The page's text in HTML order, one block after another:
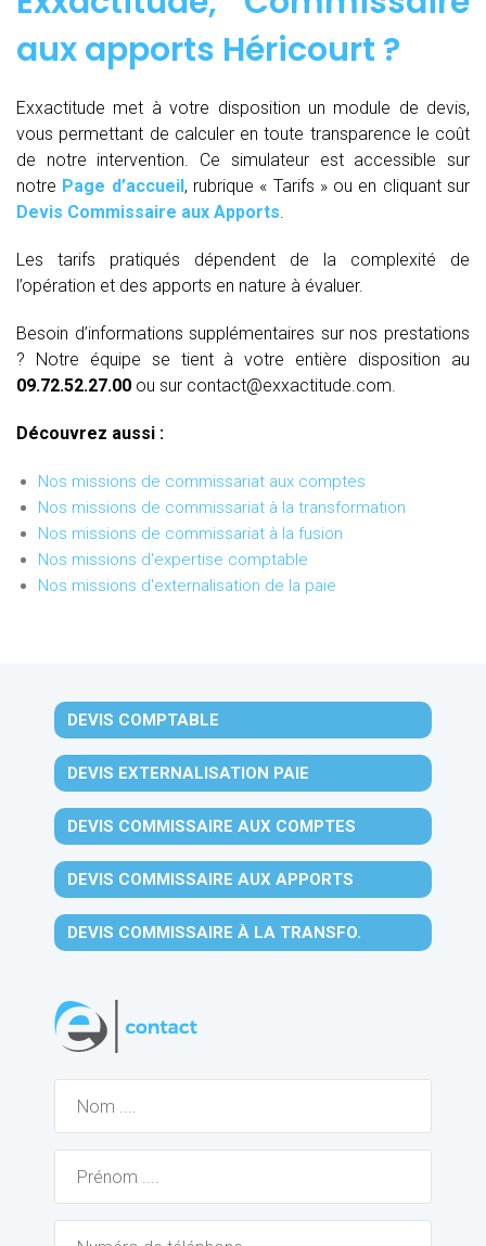
aux apports Héricourt ?
Exxactitude met à votre disposition un module de devis,
vous permettant de calculer en toute transparence le coût
de notre intervention. Ce simulateur est accessible sur
notre Page d’accueil, rubrique « Tarifs » ou en cliquant sur
Devis Commissaire aux Apports.
Les tarifs pratiqués dépendent de la complexité de
l’opération et des apports en nature à évaluer.
Besoin d’informations supplémentaires sur nos prestations
? Notre équipe se tient à votre entière disposition au
09.72.52.27.00 ou sur contact@exxactitude.com.
Découvrez aussi :
Nos missions de commissariat aux comptes
Nos missions de commissariat à la transformation
Nos missions de commissariat à la fusion
Nos missions d'expertise comptable
Nos missions d'externalisation de la paie
DEVIS COMPTABLE
DEVIS EXTERNALISATION PAIE
DEVIS COMMISSAIRE AUX COMPTES
DEVIS COMMISSAIRE AUX APPORTS
DEVIS COMMISSAIRE À LA TRANSFO.